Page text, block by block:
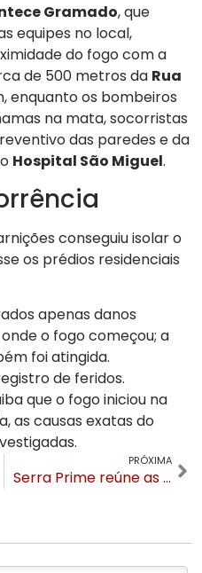
Gramado, que
equipes no local,
do fogo com a
de 500 metros da Rua
enquanto os bombeiros
na mata, socorristas
das paredes e da
Hospital São Miguel.
conseguiu isolar o
os prédios residenciais
apenas danos
o fogo começou; a
foi atingida.
de feridos.
que o fogo iniciou na
as causas exatas do
PRÓXIMA
Serra Prime reúne as maiores lideranças da construção e incorporação de Gramado e Canela no Prime Start 2026